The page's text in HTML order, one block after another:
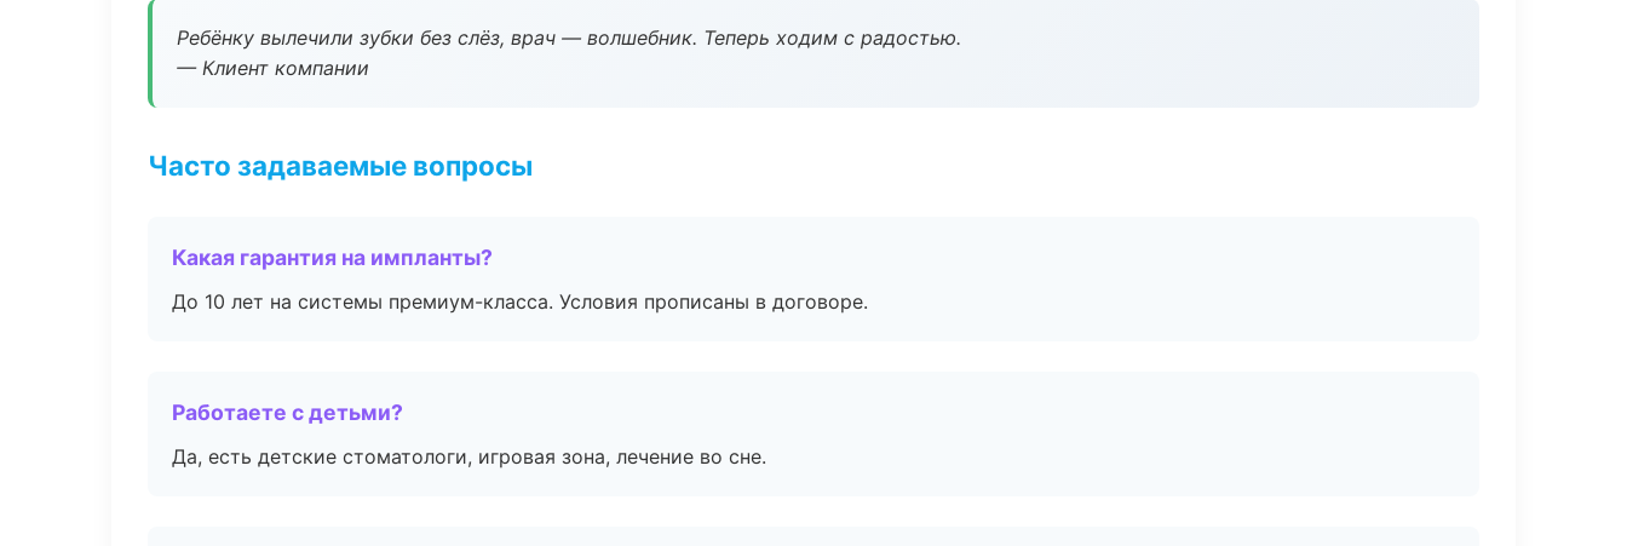
Ребёнку вылечили зубки без слёз, врач — волшебник. Теперь ходим с радостью.
— Клиент компании
Часто задаваемые вопросы
Какая гарантия на импланты?
До 10 лет на системы премиум-класса. Условия прописаны в договоре.
Работаете с детьми?
Да, есть детские стоматологи, игровая зона, лечение во сне.